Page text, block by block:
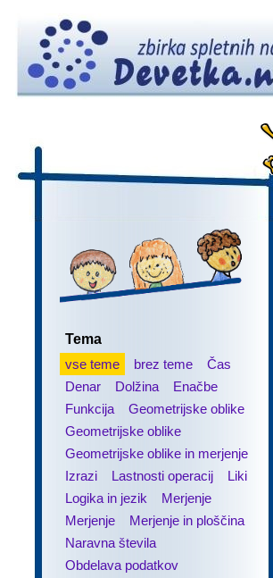
Tema
vse teme
brez teme
Čas
Denar
Dolžina
Enačbe
Funkcija
Geometrijske oblike
Geometrijske oblike
Geometrijske oblike in merjenje
Izrazi
Lastnosti operacij
Liki
Logika in jezik
Merjenje
Merjenje
Merjenje in ploščina
Naravna števila
Obdelava podatkov